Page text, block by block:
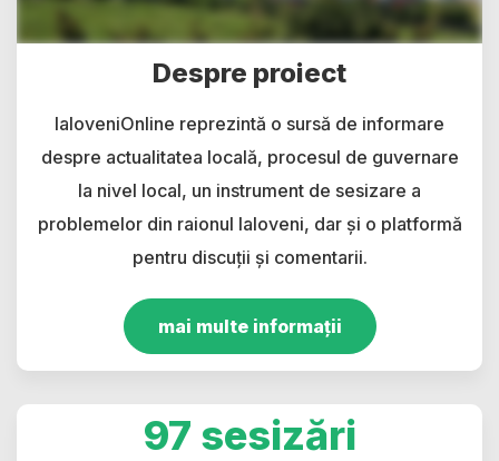
Despre proiect
IaloveniOnline reprezintă o sursă de informare
despre actualitatea locală, procesul de guvernare
la nivel local, un instrument de sesizare a
problemelor din raionul Ialoveni, dar și o platformă
pentru discuții și comentarii.
mai multe informații
97 sesizări